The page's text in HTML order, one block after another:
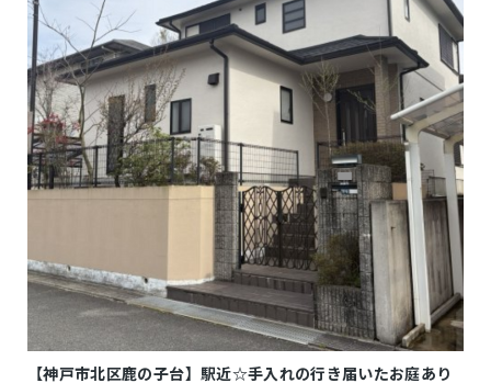
【神戸市北区鹿の子台】駅近☆手入れの行き届いたお庭あり